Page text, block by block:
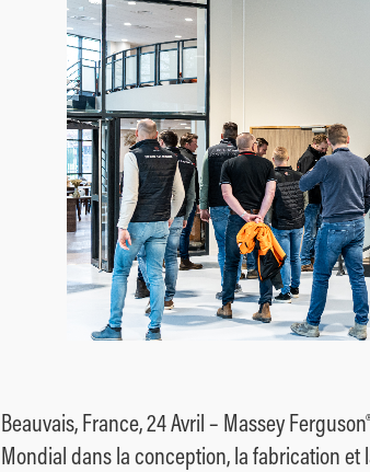
Beauvais, France, 24 Avril – Massey
Mondial dans la conception, la fabrication